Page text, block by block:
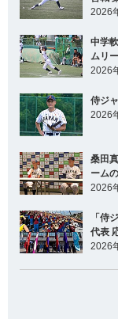
2026
中学
ムリ
2026
侍ジ
2026
桑田
ーム
2026
「侍
代表
2026